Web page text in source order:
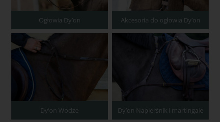
Ogłowia Dy’on Akcesoria do ogłowia Dy’on
Dy’on Wodze Dy’on Napierśnik i martingale